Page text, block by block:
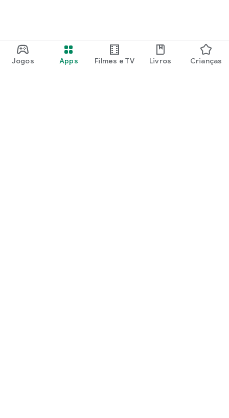
Jogos Apps Filmes e TV Livros Crianças